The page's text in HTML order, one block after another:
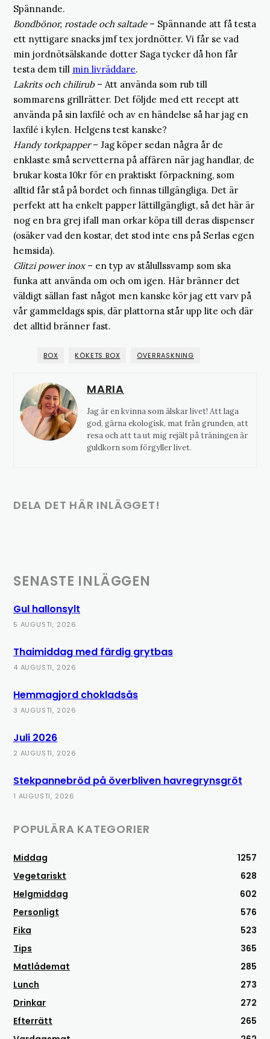
Spännande.
Bondbönor, rostade och saltade– Spännande att få testa
ett nyttigare snacks jmf tex jordnötter. Vi får se vad
min jordnötsälskande dotter Saga tycker då hon får
testa dem till min livräddare.
Lakrits och chilirub– Att använda som rub till
sommarens grillrätter. Det följde med ett recept att
använda på sin laxfilé och av en händelse så har jag en
laxfilé i kylen. Helgens test kanske?
Handy torkpapper– Jag köper sedan några år de
enklaste små servetterna på affären när jag handlar, de
brukar kosta 10kr för en praktiskt förpackning, som
alltid får stå på bordet och finnas tillgängliga. Det är
perfekt att ha enkelt papper lättillgängligt, så det här är
nog en bra grej ifall man orkar köpa till deras dispenser
(osäker vad den kostar, det stod inte ens på Serlas egen
hemsida).
Glitzi power inox– en typ av stålullssvamp som ska
funka att använda om och om igen. Här bränner det
väldigt sällan fast något men kanske kör jag ett varv på
vår gammeldags spis, där plattorna står upp lite och där
det alltid bränner fast.
BOX KÖKETS BOX ÖVERRASKNING
MARIA
Jag är en kvinna som älskar livet! Att laga
god, gärna ekologisk, mat från grunden, att
resa och att ta ut mig rejält på träningen är
guldkorn som förgyller livet.
DELA DET HÄR INLÄGGET!
SENASTE INLÄGGEN
Gul hallonsylt
5 AUGUSTI, 2026
Thaimiddag med färdig grytbas
4 AUGUSTI, 2026
Hemmagjord chokladsås
3 AUGUSTI, 2026
Juli 2026
2 AUGUSTI, 2026
Stekpannebröd på överbliven havregrynsgröt
1 AUGUSTI, 2026
POPULÄRA KATEGORIER
Middag
1257
Vegetariskt
628
Helgmiddag
602
Personligt
576
Fika
523
Tips
365
Matlådemat
285
Lunch
273
Drinkar
272
Efterrätt
265